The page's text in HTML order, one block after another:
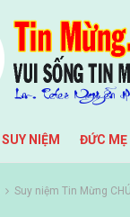
SUY NIỆM ĐỨC MẸ
Suy niệm Tin Mừng